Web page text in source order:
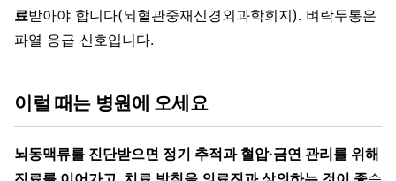
료받아야 합니다(뇌혈관중재신경외과학회지). 벼락두통은
파열 응급 신호입니다.
이럴 때는 병원에 오세요
뇌동맥류를 진단받으면 정기 추적과 혈압·금연 관리를 위해